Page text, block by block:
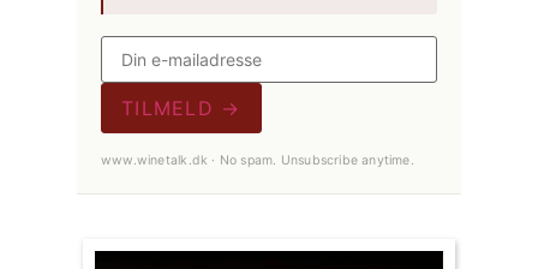
TILMELD →
www.winetalk.dk · No spam. Unsubscribe anytime.